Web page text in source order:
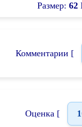
Размер: 62
Комментарии [
Оценка [